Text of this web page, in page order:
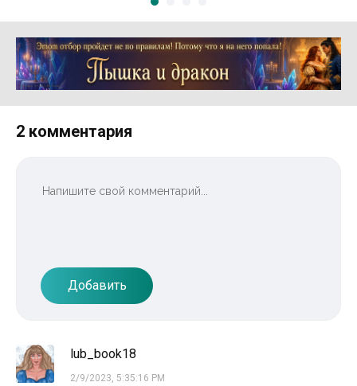
Реклама 16+ АО «ЛитГород»
2 комментария
Добавить
lub_book18
2/9/2023, 5:35:16 PM